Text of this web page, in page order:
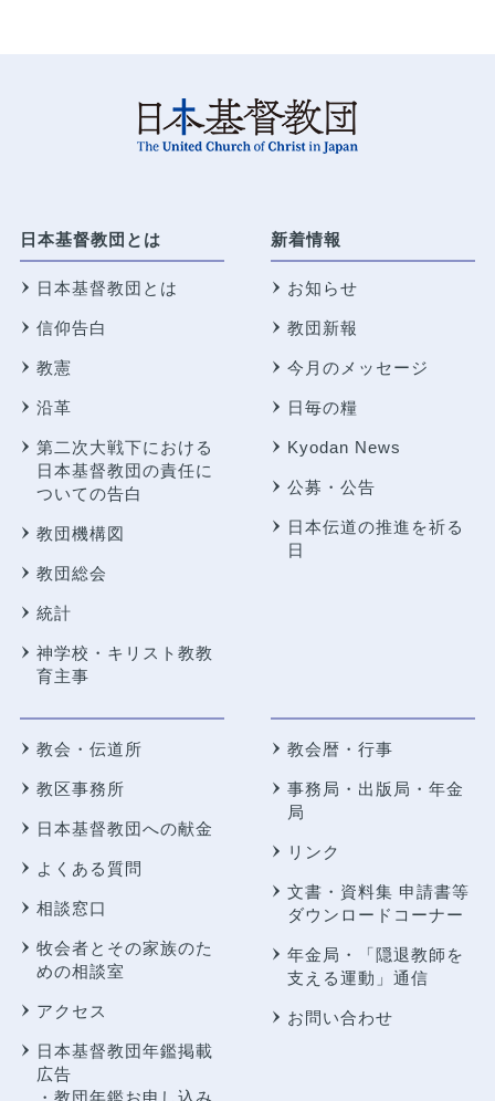
日本基督教団とは
日本基督教団とは
信仰告白
教憲
沿革
第二次大戦下における
日本基督教団の責任に
ついての告白
教団機構図
教団総会
統計
神学校・キリスト教教
育主事
新着情報
お知らせ
教団新報
今月のメッセージ
日毎の糧
Kyodan News
公募・公告
日本伝道の推進を祈る
日
教会・伝道所
教区事務所
日本基督教団への献金
よくある質問
相談窓口
牧会者とその家族のた
めの相談室
アクセス
日本基督教団年鑑掲載
広告
・教団年鑑お申し込み
教会暦・行事
事務局・出版局・年金
局
リンク
文書・資料集 申請書等
ダウンロードコーナー
年金局・
「隠退教師を
支える運動」通信
お問い合わせ